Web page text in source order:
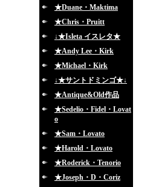
★Duane・Maktima
★Chris・Pruitt
↓★Isleta イスレタ★
★Andy Lee・Kirk
★Michael・Kirk
↓★サントドミンゴ★↓
★Antique&Old作品
★Sedelio・Fidel・Lovat
o
★Sam・Lovato
★Harold・Lovato
★Roderick・Tenorio
★Joseph・D・Coriz